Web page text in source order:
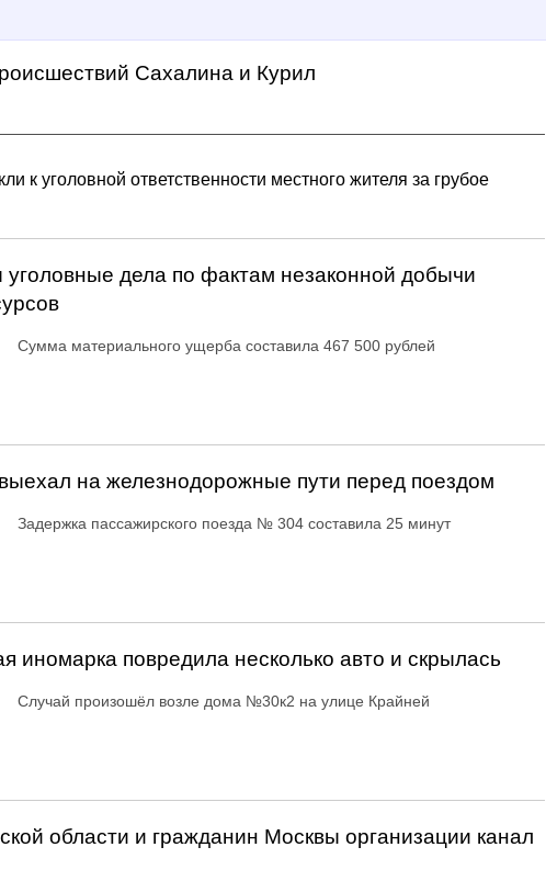
Сахалина и Курил
к уголовной ответственности местного жителя за грубое
дела по фактам незаконной добычи
Сумма материального ущерба составила 467 500 рублей
на железнодорожные пути перед поездом
Задержка пассажирского поезда № 304 составила 25 минут
иномарка повредила несколько авто и скрылась
Случай произошёл возле дома №30к2 на улице Крайней
области и гражданин Москвы организации канал